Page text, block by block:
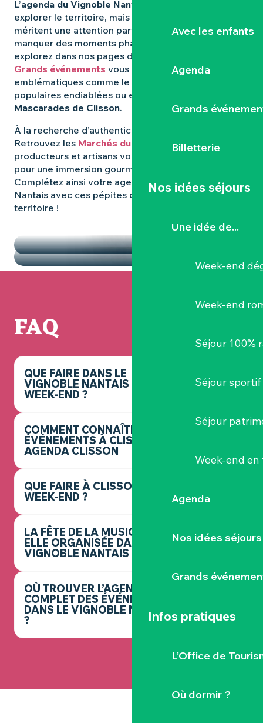
Avec les enfants
Agenda
Grands
Billetterie
Nos idées séjours
Une idée de...
Week-end
Week-end
Séjour 100%
Séjour sportif
Séjour
Week-end
Agenda
Nos idées séjours
Grands
Infos pratiques
L’Office de
Où dormir ?
L’agenda du Vignoble Nantais
explorer le territoire, mais certaines expériences
méritent une attention particulière. Pour ne rien
manquer des moments phares qui animent la région,
explorez dans nos pages dédiées : les
Grands événements vous révèlent les rendez-vous
emblématiques comme le
populaires endiablées ou encore les mystérieuses
Mascarades de Clisson.
À la recherche d’authenticité et de
Retrouvez les Marchés du Vignoble Nantais, où
producteurs et artisans vous donnent rendez-vous
pour une immersion gourmande et conviviale.
Complétez ainsi votre agenda dans le Vignoble
Nantais avec ces pépites qui font la richesse du
territoire !
LES MARCHÉS
FAQ
QUE FAIRE DANS LE
VIGNOBLE NANTAIS CE
WEEK-END ?
COMMENT CONNAÎTRE LES
ÉVÉNEMENTS À CLISSON ? -
AGENDA CLISSON
QUE FAIRE À CLISSON CE
WEEK-END ?
LA FÊTE DE LA MUSIQUE EST-
ELLE ORGANISÉE DANS LE
VIGNOBLE NANTAIS ?
OÙ TROUVER L’AGENDA
COMPLET DES ÉVÉNEMENTS
DANS LE VIGNOBLE NANTAIS
?